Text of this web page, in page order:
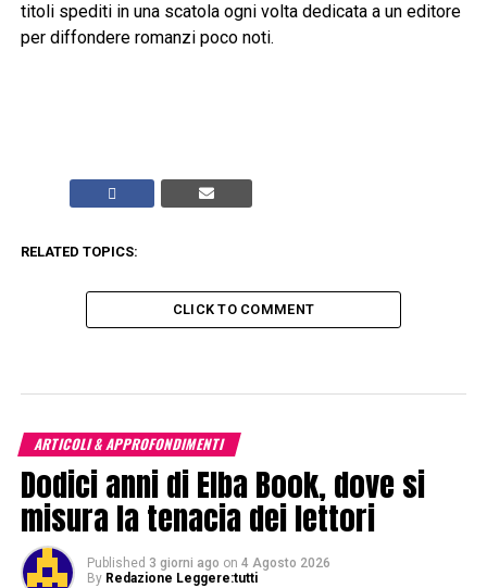
titoli spediti in una scatola ogni volta dedicata a un editore
per diffondere romanzi poco noti.
RELATED TOPICS:
CLICK TO COMMENT
ARTICOLI & APPROFONDIMENTI
Dodici anni di Elba Book, dove si
misura la tenacia dei lettori
Published 3 giorni ago on 4 Agosto 2026
By Redazione Leggere:tutti